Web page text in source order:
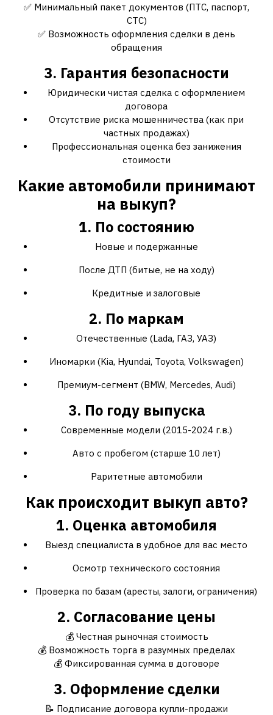
✅ Минимальный пакет документов (ПТС, паспорт,
СТС)
✅ Возможность оформления сделки в день
обращения
3. Гарантия безопасности
Юридически чистая сделка с оформлением
договора
Отсутствие риска мошенничества (как при
частных продажах)
Профессиональная оценка без занижения
стоимости
Какие автомобили принимают
на выкуп?
1. По состоянию
Новые и подержанные
После ДТП (битые, не на ходу)
Кредитные и залоговые
2. По маркам
Отечественные (Lada, ГАЗ, УАЗ)
Иномарки (Kia, Hyundai, Toyota, Volkswagen)
Премиум-сегмент (BMW, Mercedes, Audi)
3. По году выпуска
Современные модели (2015-2024 г.в.)
Авто с пробегом (старше 10 лет)
Раритетные автомобили
Как происходит выкуп авто?
1. Оценка автомобиля
Выезд специалиста в удобное для вас место
Осмотр технического состояния
Проверка по базам (аресты, залоги, ограничения)
2. Согласование цены
💰 Честная рыночная стоимость
💰 Возможность торга в разумных пределах
💰 Фиксированная сумма в договоре
3. Оформление сделки
📝 Подписание договора купли-продажи